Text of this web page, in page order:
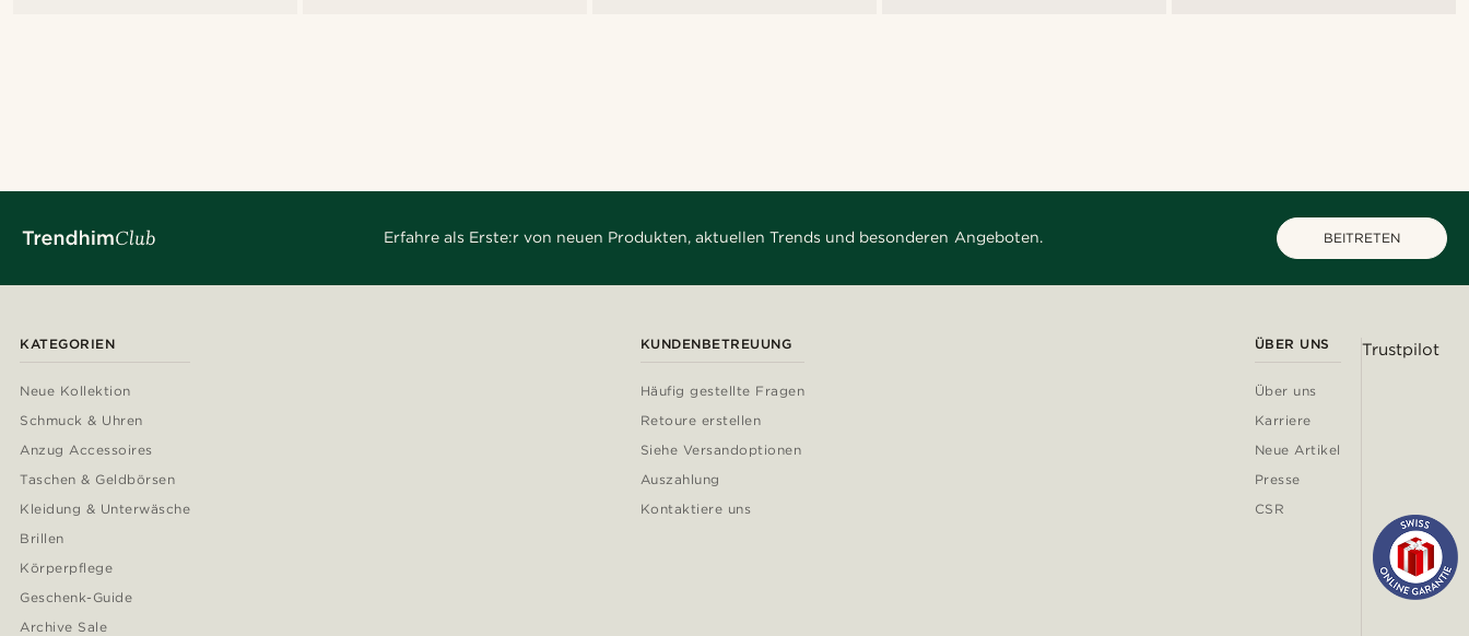
Erfahre als Erste:r von neuen Produkten, aktuellen Trends und besonderen Angeboten. BEITRETEN
KATEGORIEN
Neue Kollektion
Schmuck & Uhren
Anzug Accessoires
Taschen & Geldbörsen
Kleidung & Unterwäsche
Brillen
Körperpflege
Geschenk-Guide
Archive Sale
KUNDENBETREUUNG
Häufig gestellte Fragen
Retoure erstellen
Siehe Versandoptionen
Auszahlung
Kontaktiere uns
ÜBER UNS
Über uns
Karriere
Neue Artikel
Presse
CSR
Trustpilot